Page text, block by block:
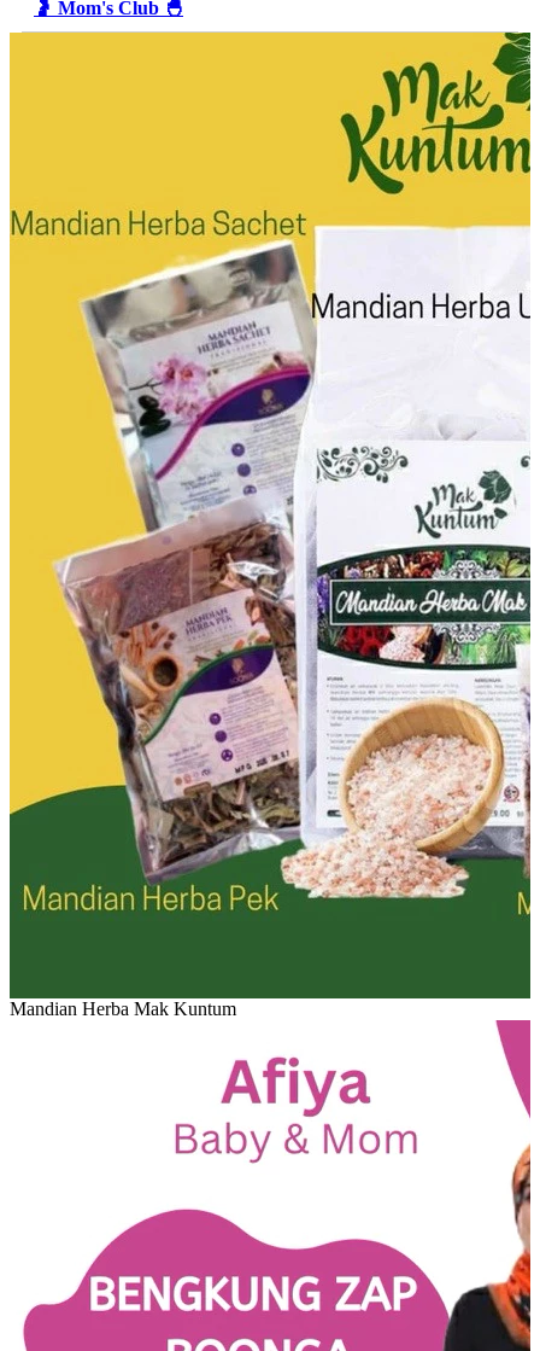
🤰 Mom's Club 🐣
Mandian Herba Mak Kuntum